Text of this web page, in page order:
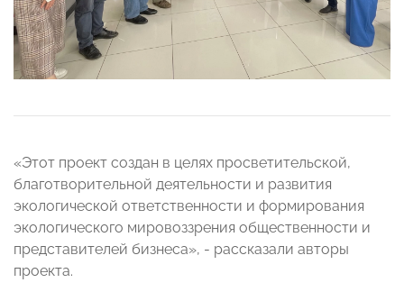
«Этот проект создан в целях просветительской,
благотворительной деятельности и развития
экологической ответственности и формирования
экологического мировоззрения общественности и
представителей бизнеса», - рассказали авторы
проекта.